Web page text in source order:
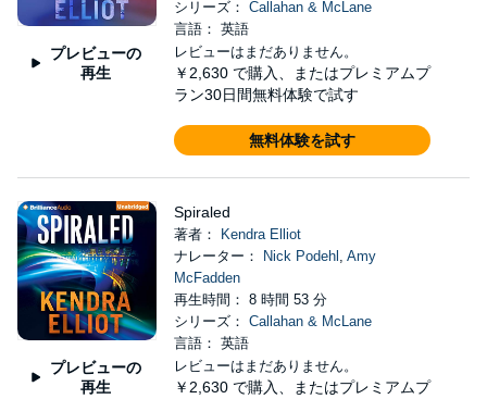
プレビューの
再生
シリーズ： Callahan & McLane
言語： 英語
レビューはまだありません。
￥2,630 で購入、またはプレミアムプ
ラン30日間無料体験で試す
無料体験を試す
プレビューの
再生
Spiraled
著者：
Kendra Elliot
ナレーター：
Nick Podehl , Amy
McFadden
再生時間： 8 時間 53 分
シリーズ： Callahan & McLane
言語： 英語
レビューはまだありません。
￥2,630 で購入、またはプレミアムプ